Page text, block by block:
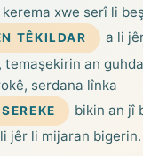
xwe serî li
TÊKILDAR
a li
temaşekirin an
serdana lînka
bikin an jî
jêr li mijaran bigerin.